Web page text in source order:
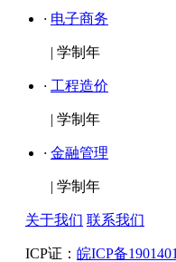
· 电子商务
| 学制年
· 工程造价
| 学制年
· 金融管理
| 学制年
关于我们 联系我们
ICP证： 皖ICP备